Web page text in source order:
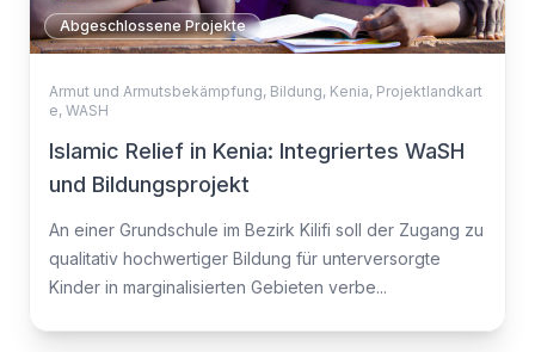
Abgeschlossene Projekte
Armut und Armutsbekämpfung, Bildung, Kenia, Projektlandkart
e, WASH
Islamic Relief in Kenia: Integriertes WaSH
und Bildungsprojekt
An einer Grundschule im Bezirk Kilifi soll der Zugang zu
qualitativ hochwertiger Bildung für unterversorgte
Kinder in marginalisierten Gebieten verbe...